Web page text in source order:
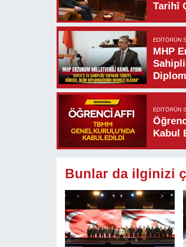
Tarihî
EDITÖRÜN
MHP
EDITÖRÜN
Kabul
Bunlar da ilginizi